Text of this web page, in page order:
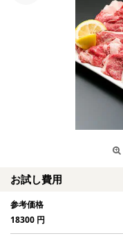
お試し費用
参考価格
18300 円